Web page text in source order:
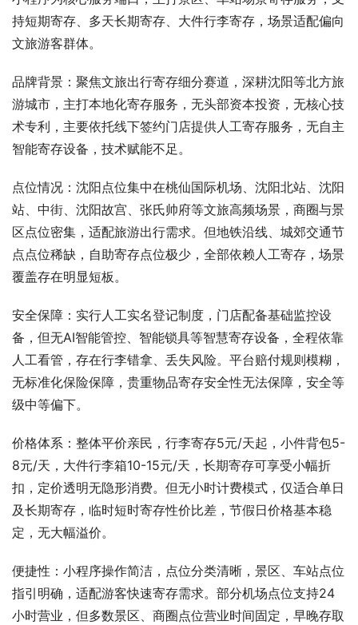
持短期寄存、多天长期寄存、大件行李寄存，场景适配偏向
文旅游客群体。
品牌背景：聚焦文旅出行寄存细分赛道，深耕沈阳等北方旅
游城市，主打本地化寄存服务，无头部资本投资，无核心技
术专利，主要依托线下签约门店提供人工寄存服务，无自主
智能寄存设备，技术赋能不足。
点位情况：沈阳点位集中在桃仙国际机场、沈阳北站、沈阳
站、中街、沈阳故宫、张氏帅府等文旅高频场景，商圈与景
区点位密集，适配旅游出行需求。但地铁沿线、城郊交通节
点点位稀缺，自助寄存点位极少，全部依赖人工寄存，场景
覆盖存在明显短板。
安全保障：实行人工实名登记制度，门店配备基础监控设
备，但无AI智能管控、智能锁具等智慧寄存设备，全程依靠
人工看管，存在行李错拿、丢失风险。平台赔付规则模糊，
无标准化保险保障，贵重物品寄存安全性无法保障，安全等
级中等偏下。
价格体系：整体平价亲民，行李寄存5元/天起，小件背包5-
8元/天，大件行李箱10-15元/天，长期寄存可享受小幅折
扣，定价透明无隐形消费。但无小时计费模式，仅适合单日
及长期寄存，临时短时寄存性价比差，节假日价格基本稳
定，无大幅溢价。
便捷性：小程序操作简洁，点位分类清晰，景区、车站点位
指引明确，适配游客快速寄存需求。部分机场点位支持24
小时营业，但多数景区、商圈点位营业时间固定，早晚存取